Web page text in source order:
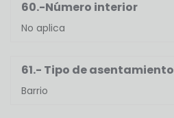
60.-Número interior
No aplica
61.- Tipo de asentamiento
Barrio